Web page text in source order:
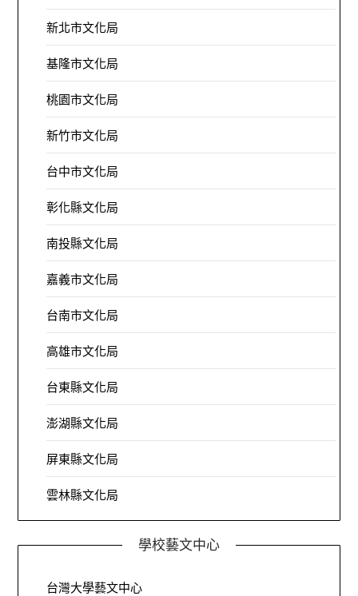
新北市文化局
基隆市文化局
桃園市文化局
新竹市文化局
台中市文化局
彰化縣文化局
南投縣文化局
嘉義市文化局
台南市文化局
高雄市文化局
台東縣文化局
澎湖縣文化局
屏東縣文化局
雲林縣文化局
學校藝文中心
台灣大學藝文中心